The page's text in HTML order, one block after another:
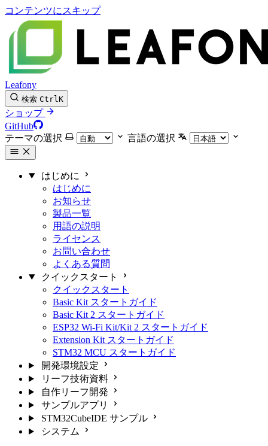
コンテンツにスキップ
Leafony
検索 CtrlK
ショップ
GitHub
テーマの選択
言語の選択
はじめに
はじめに
お知らせ
製品一覧
用語の説明
ライセンス
お問い合わせ
よくある質問
クイックスタート
クイックスタート
Basic Kit スタートガイド
Basic Kit 2 スタートガイド
ESP32 Wi-Fi Kit/Kit 2 スタートガイド
Extension Kit スタートガイド
STM32 MCU スタートガイド
開発環境設定
リーフ技術資料
自作リーフ開発
サンプルアプリ
STM32CubeIDE サンプル
システム